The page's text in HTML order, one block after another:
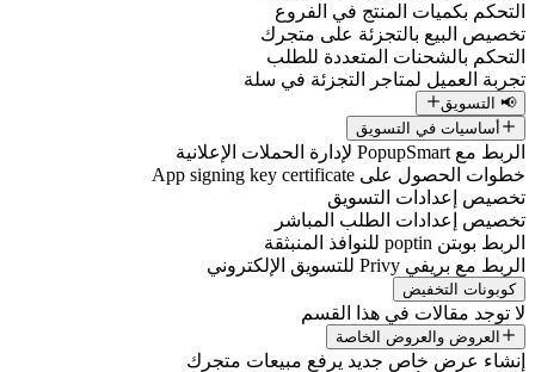
التحكم بكميات المنتج في الفروع
تخصيص البيع بالتجزئة على متجرك
التحكم بالشحنات المتعددة للطلب
تجربة العميل لمتاجر التجزئة في سلة
📢 التسويق
أساسيات في التسويق
الربط مع PopupSmart لإدارة الحملات الإعلانية
خطوات الحصول على App signing key certificate
تخصيص إعدادات التسويق
تخصيص إعدادات الطلب المباشر
الربط بوبتن poptin للنوافذ المنبثقة
الربط مع بريفي Privy للتسويق الإلكتروني
كوبونات التخفيض
لا توجد مقالات في هذا القسم
العروض والعروض الخاصة
إنشاء عرض خاص جديد يرفع مبيعات متجرك